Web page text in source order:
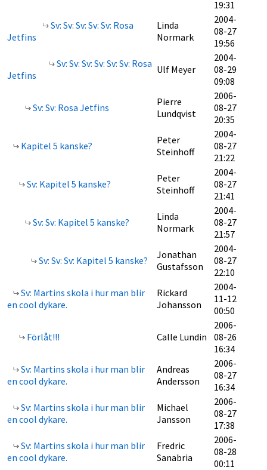
19:31
Sv: Sv: Sv: Sv: Sv: Rosa
Jetfins
Linda
Normark
2004-
08-27
19:56
Sv: Sv: Sv: Sv: Sv: Sv: Rosa
Jetfins
Ulf Meyer
2004-
08-29
09:08
Sv: Sv: Rosa Jetfins
Pierre
Lundqvist
2006-
08-27
20:35
Kapitel 5 kanske?
Peter
Steinhoff
2004-
08-27
21:22
Sv: Kapitel 5 kanske?
Peter
Steinhoff
2004-
08-27
21:41
Sv: Sv: Kapitel 5 kanske?
Linda
Normark
2004-
08-27
21:57
Sv: Sv: Sv: Kapitel 5 kanske?
Jonathan
Gustafsson
2004-
08-27
22:10
Sv: Martins skola i hur man blir
en cool dykare.
Rickard
Johansson
2004-
11-12
00:50
Förlåt!!! Calle Lundin
2006-
08-26
16:34
Sv: Martins skola i hur man blir
en cool dykare.
Andreas
Andersson
2006-
08-27
16:34
Sv: Martins skola i hur man blir
en cool dykare.
Michael
Jansson
2006-
08-27
17:38
Sv: Martins skola i hur man blir
en cool dykare.
Fredric
Sanabria
2006-
08-28
00:11